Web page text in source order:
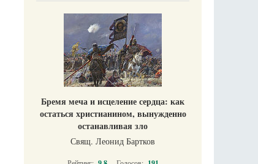
Бремя меча и исцеление сердца: как
остаться христианином, вынужденно
останавливая зло
Свящ. Леонид Бартков